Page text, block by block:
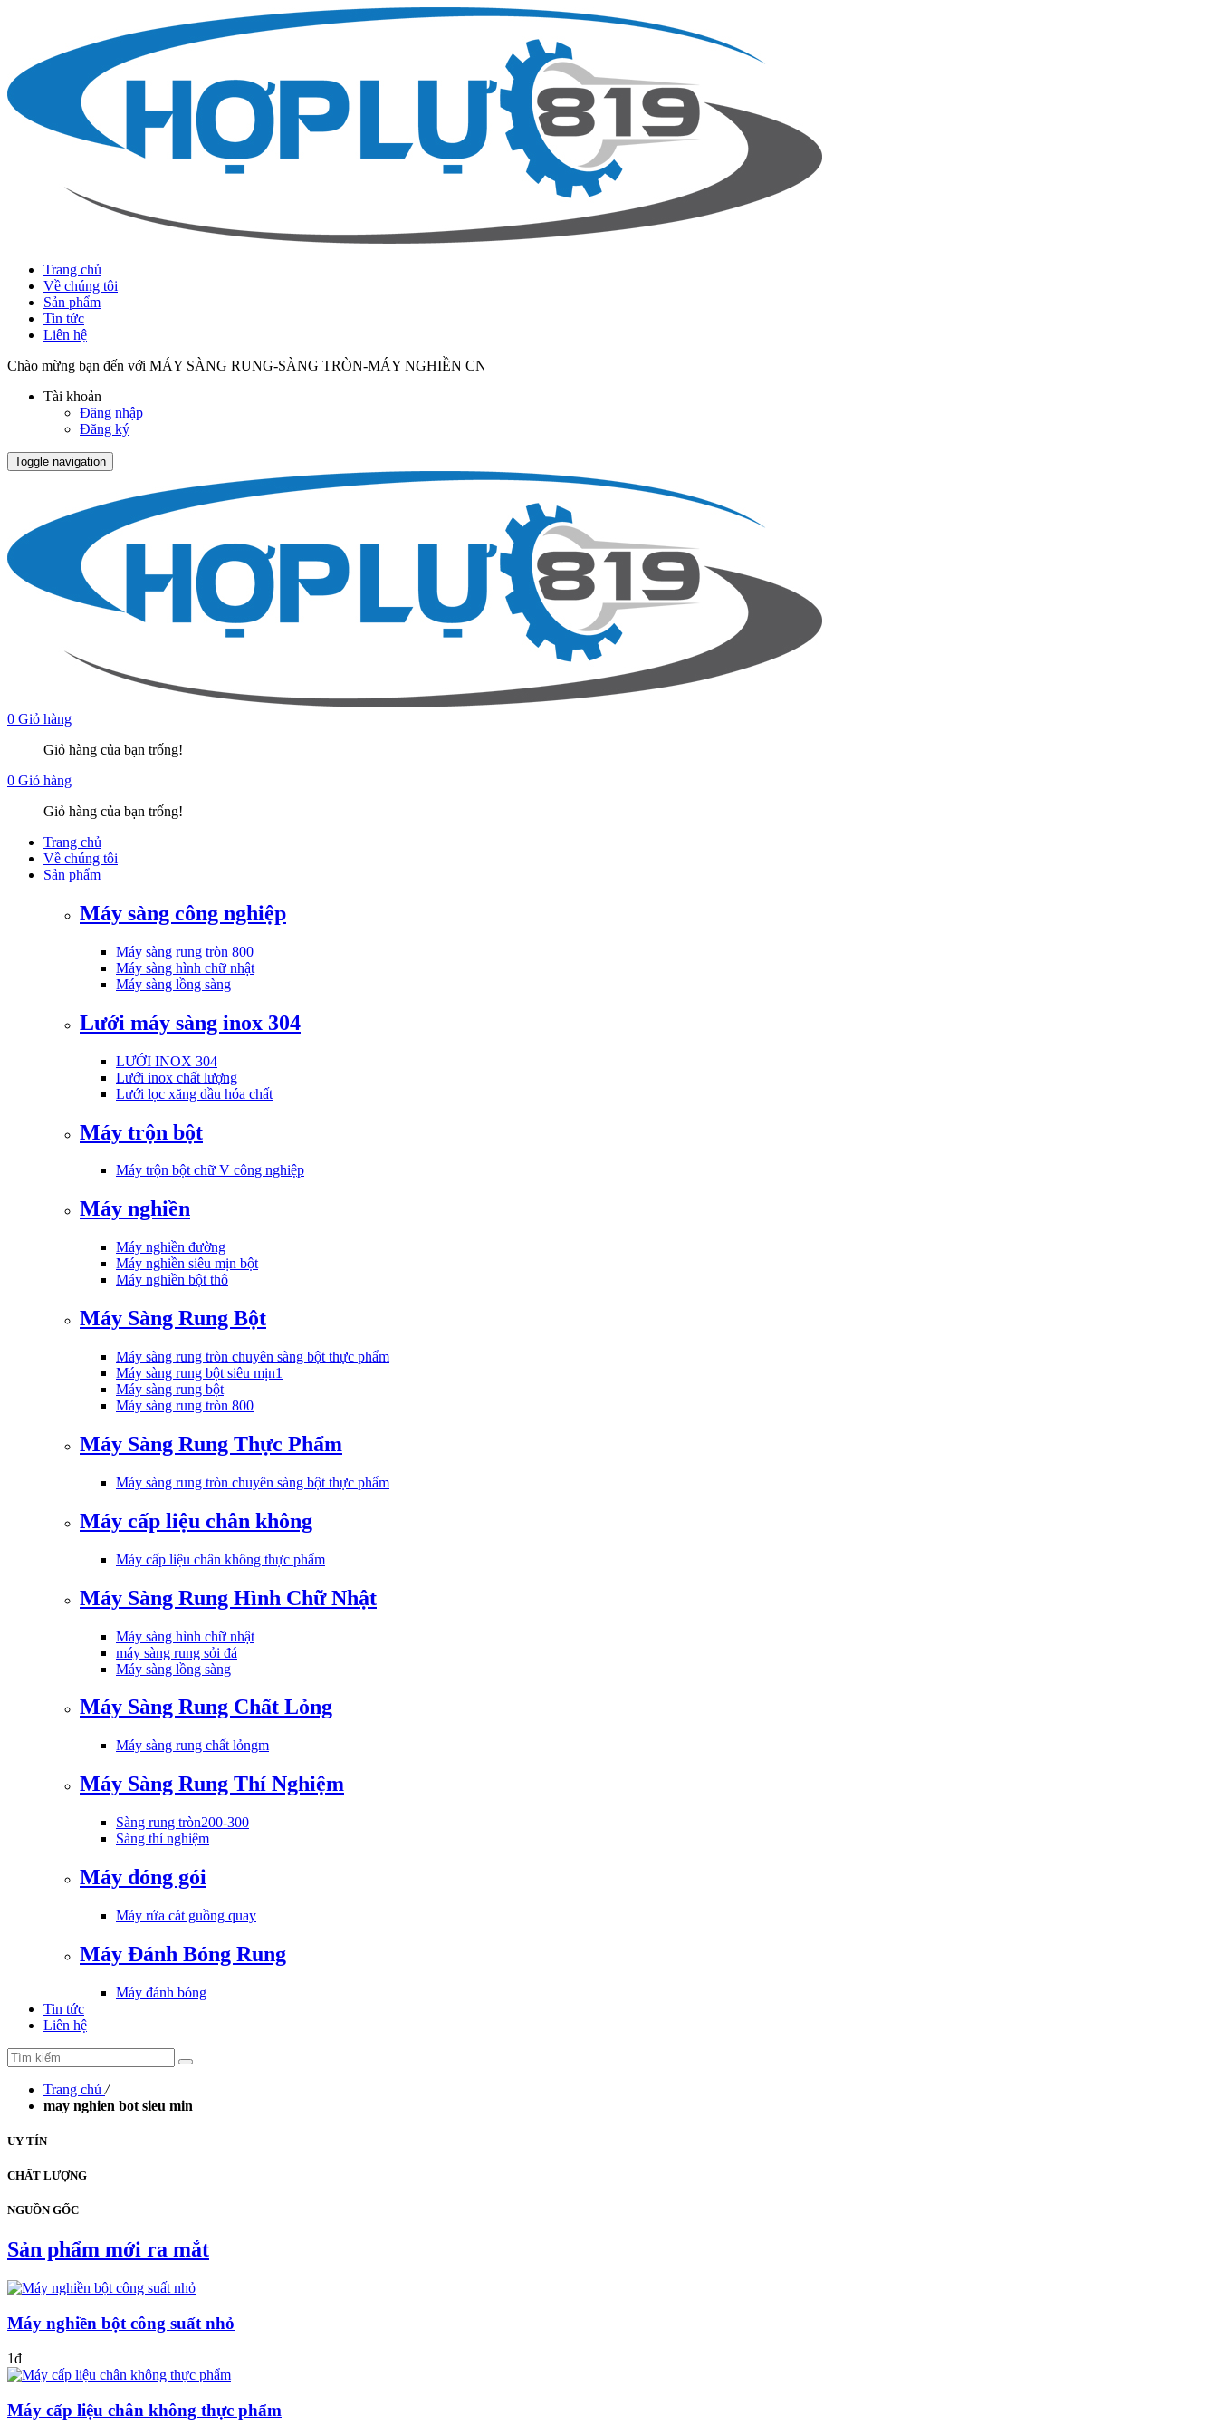
Trang chủ
Về chúng tôi
Sản phẩm
Tin tức
Liên hệ
Chào mừng bạn đến với MÁY SÀNG RUNG-SÀNG TRÒN-MÁY NGHIỀN CN
Tài khoản
Đăng nhập
Đăng ký
Toggle navigation
0 Giỏ hàng
Giỏ hàng của bạn trống!
0 Giỏ hàng
Giỏ hàng của bạn trống!
Trang chủ
Về chúng tôi
Sản phẩm
Máy sàng công nghiệp
Máy sàng rung tròn 800
Máy sàng hình chữ nhật
Máy sàng lồng sàng
Lưới máy sàng inox 304
LƯỚI INOX 304
Lưới inox chất lượng
Lưới lọc xăng dầu hóa chất
Máy trộn bột
Máy trộn bột chữ V công nghiệp
Máy nghiền
Máy nghiền đường
Máy nghiền siêu mịn bột
Máy nghiền bột thô
Máy Sàng Rung Bột
Máy sàng rung tròn chuyên sàng bột thực phẩm
Máy sàng rung bột siêu mịn1
Máy sàng rung bột
Máy sàng rung tròn 800
Máy Sàng Rung Thực Phẩm
Máy sàng rung tròn chuyên sàng bột thực phẩm
Máy cấp liệu chân không
Máy cấp liệu chân không thực phẩm
Máy Sàng Rung Hình Chữ Nhật
Máy sàng hình chữ nhật
máy sàng rung sỏi đá
Máy sàng lồng sàng
Máy Sàng Rung Chất Lỏng
Máy sàng rung chất lỏngm
Máy Sàng Rung Thí Nghiệm
Sàng rung tròn200-300
Sàng thí nghiệm
Máy đóng gói
Máy rửa cát guồng quay
Máy Đánh Bóng Rung
Máy đánh bóng
Tin tức
Liên hệ
Trang chủ /
may nghien bot sieu min
UY TÍN
CHẤT LƯỢNG
NGUỒN GỐC
Sản phẩm mới ra mắt
Máy nghiền bột công suất nhỏ
1đ
Máy cấp liệu chân không thực phẩm